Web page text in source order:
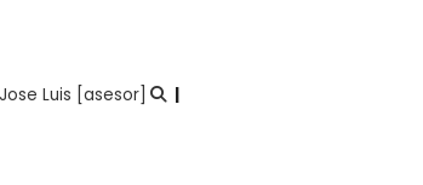
Luis [asesor]